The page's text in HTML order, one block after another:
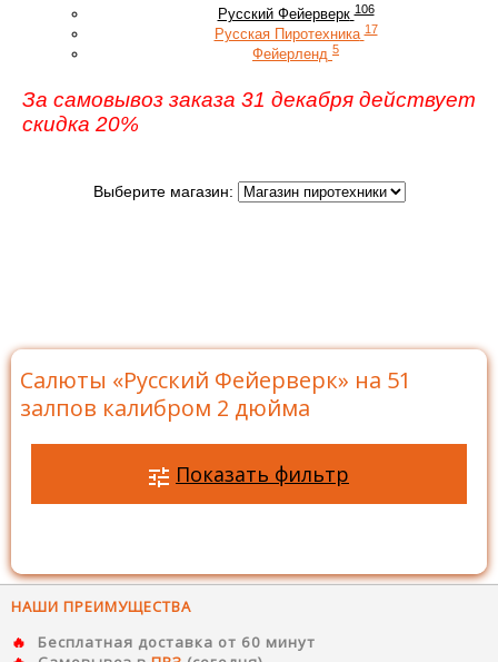
Русский Фейерверк 106
Русская Пиротехника 17
Фейерленд 5
За самовывоз заказа 31 декабря действует
скидка 20%
Выберите магазин:
Салюты «Русский Фейерверк» на 51
залпов калибром 2 дюйма
Показать фильтр
НАШИ ПРЕИМУЩЕСТВА
Бесплатная доставка от 60 минут